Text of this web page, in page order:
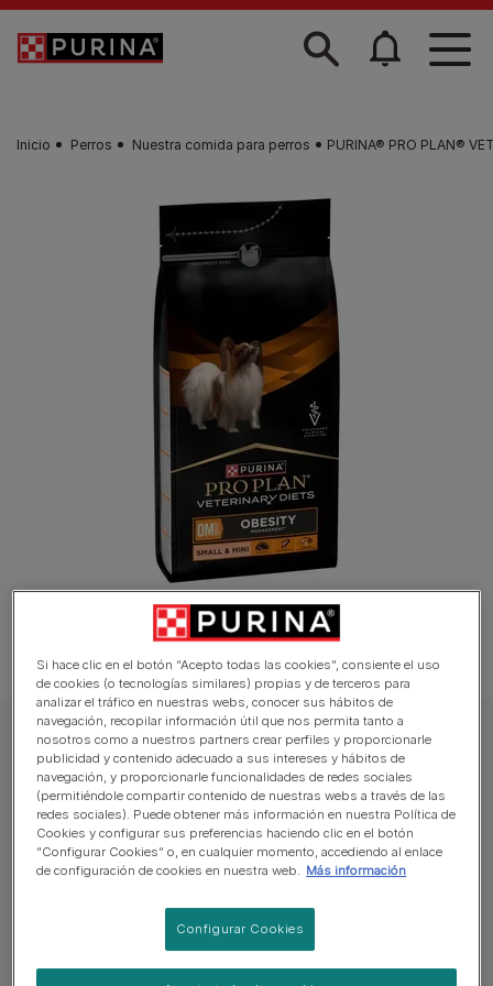
Skip to main content
Inicio Perros Nuestra comida para perros PURINA® PRO PLAN®
PRO PLAN Perro Pienso
PURINA® PRO PLAN® VETERINARY DIETS
CANINE OM Obesity Management
Small&Mini
1,3 kg
Si hace clic en el botón “Acepto todas las cookies”, consiente el uso
de cookies (o tecnologías similares) propias y de terceros para
analizar el tráfico en nuestras webs, conocer sus hábitos de
navegación, recopilar información útil que nos permita tanto a
nosotros como a nuestros partners crear perfiles y proporcionarle
publicidad y contenido adecuado a sus intereses y hábitos de
navegación, y proporcionarle funcionalidades de redes sociales
(permitiéndole compartir contenido de nuestras webs a través de las
redes sociales). Puede obtener más información en nuestra Política de
Cookies y configurar sus preferencias haciendo clic en el botón
“Configurar Cookies” o, en cualquier momento, accediendo al enlace
de configuración de cookies en nuestra web.
Más información
Configurar Cookies